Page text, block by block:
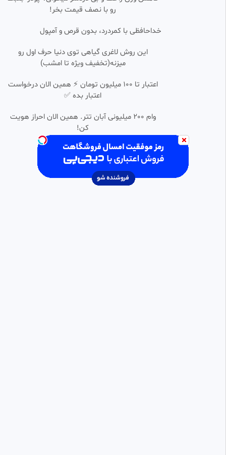
الاهلی 1 (گزارش اختصاصی)
شیرزاد TV
FootYar | فوتیار
0:09:09
خلاصه بازی اسپانیا 5 - فرانسه 4
(گزارش اختصاصی)
صادق
• 1 سال پیش
رو با نصف قیمت بخر!
خداحافظی با کمردرد، بدون قرص و آمپول
این روش لاغری گیاهی توی دنیا حرف اول رو
میزنه(تخفیف ویژه تا امشب)
اعتبار تا ۱۰۰ میلیون تومان ⚡ همین الان درخواست
اعتبار بده ✅
وام 200 میلیونی آبان تتر. همین الان احراز هویت
کن!